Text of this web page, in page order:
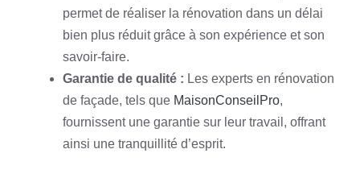
permet de réaliser la rénovation dans un délai
bien plus réduit grâce à son expérience et son
savoir-faire.
Garantie de qualité : Les experts en rénovation
de façade, tels que MaisonConseilPro,
fournissent une garantie sur leur travail, offrant
ainsi une tranquillité d’esprit.